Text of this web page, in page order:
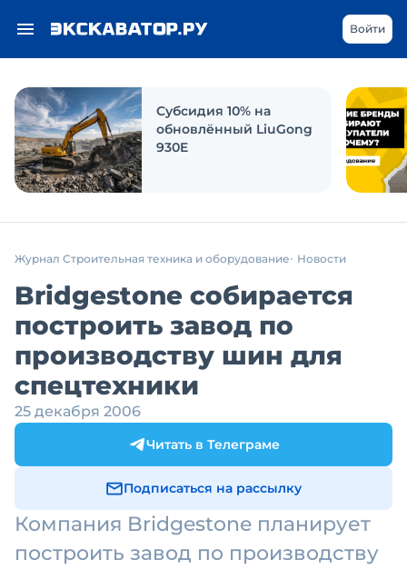
Войти
Субсидия 10% на
обновлённый LiuGong
930E
Журнал Строительная техника и оборудование Новости
Bridgestone собирается
построить завод по
производству шин для
спецтехники
25 декабря 2006
Читать в Телеграме
Подписаться на рассылку
Компания Bridgestone планирует
построить завод по производству